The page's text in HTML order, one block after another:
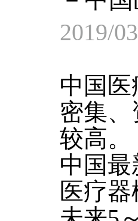
2019/
中国
密集
较高。
中国
医疗